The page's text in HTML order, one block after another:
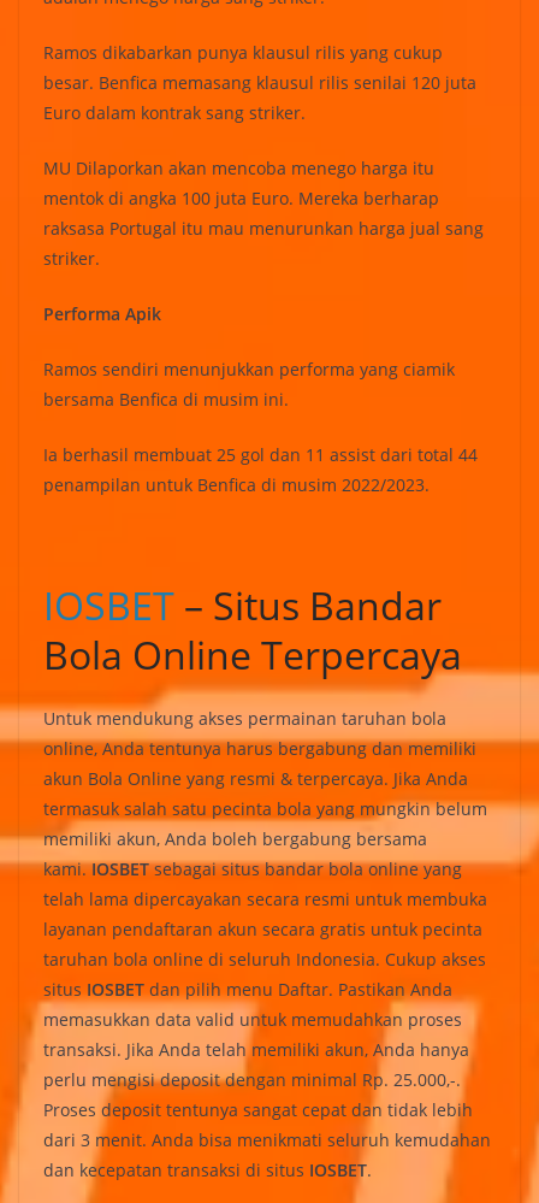
Ramos dikabarkan punya klausul rilis yang cukup
besar. Benfica memasang klausul rilis senilai 120 juta
Euro dalam kontrak sang striker.
MU Dilaporkan akan mencoba menego harga itu
mentok di angka 100 juta Euro. Mereka berharap
raksasa Portugal itu mau menurunkan harga jual sang
striker.
Performa Apik
Ramos sendiri menunjukkan performa yang ciamik
bersama Benfica di musim ini.
Ia berhasil membuat 25 gol dan 11 assist dari total 44
penampilan untuk Benfica di musim 2022/2023.
IOSBET – Situs Bandar
Bola Online Terpercaya
Untuk mendukung akses permainan taruhan bola
online, Anda tentunya harus bergabung dan memiliki
akun Bola Online yang resmi & terpercaya. Jika Anda
termasuk salah satu pecinta bola yang mungkin belum
memiliki akun, Anda boleh bergabung bersama
kami.IOSBETsebagai situs bandar bola online yang
telah lama dipercayakan secara resmi untuk membuka
layanan pendaftaran akun secara gratis untuk pecinta
taruhan bola online di seluruh Indonesia. Cukup akses
situs IOSBET dan pilih menu Daftar. Pastikan Anda
memasukkan data valid untuk memudahkan proses
transaksi. Jika Anda telah memiliki akun, Anda hanya
perlu mengisi deposit dengan minimal Rp. 25.000,-.
Proses deposit tentunya sangat cepat dan tidak lebih
dari 3 menit. Anda bisa menikmati seluruh kemudahan
dan kecepatan transaksi di situs IOSBET.